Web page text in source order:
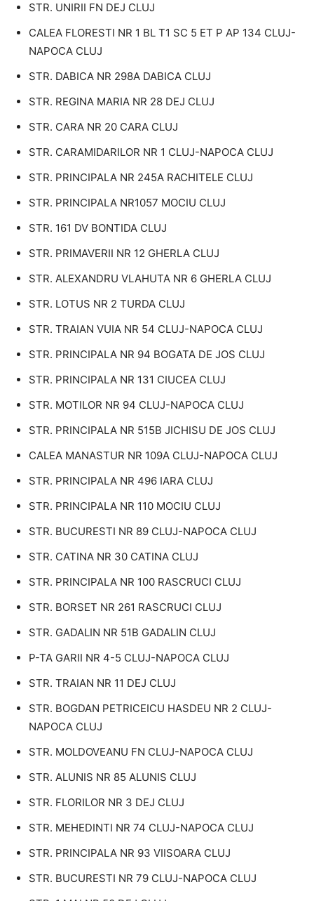
STR. UNIRII FN DEJ CLUJ
CALEA FLORESTI NR 1 BL T1 SC 5 ET P AP 134 CLUJ-
NAPOCA CLUJ
STR. DABICA NR 298A DABICA CLUJ
STR. REGINA MARIA NR 28 DEJ CLUJ
STR. CARA NR 20 CARA CLUJ
STR. CARAMIDARILOR NR 1 CLUJ-NAPOCA CLUJ
STR. PRINCIPALA NR 245A RACHITELE CLUJ
STR. PRINCIPALA NR1057 MOCIU CLUJ
STR. 161 DV BONTIDA CLUJ
STR. PRIMAVERII NR 12 GHERLA CLUJ
STR. ALEXANDRU VLAHUTA NR 6 GHERLA CLUJ
STR. LOTUS NR 2 TURDA CLUJ
STR. TRAIAN VUIA NR 54 CLUJ-NAPOCA CLUJ
STR. PRINCIPALA NR 94 BOGATA DE JOS CLUJ
STR. PRINCIPALA NR 131 CIUCEA CLUJ
STR. MOTILOR NR 94 CLUJ-NAPOCA CLUJ
STR. PRINCIPALA NR 515B JICHISU DE JOS CLUJ
CALEA MANASTUR NR 109A CLUJ-NAPOCA CLUJ
STR. PRINCIPALA NR 496 IARA CLUJ
STR. PRINCIPALA NR 110 MOCIU CLUJ
STR. BUCURESTI NR 89 CLUJ-NAPOCA CLUJ
STR. CATINA NR 30 CATINA CLUJ
STR. PRINCIPALA NR 100 RASCRUCI CLUJ
STR. BORSET NR 261 RASCRUCI CLUJ
STR. GADALIN NR 51B GADALIN CLUJ
P-TA GARII NR 4-5 CLUJ-NAPOCA CLUJ
STR. TRAIAN NR 11 DEJ CLUJ
STR. BOGDAN PETRICEICU HASDEU NR 2 CLUJ-
NAPOCA CLUJ
STR. MOLDOVEANU FN CLUJ-NAPOCA CLUJ
STR. ALUNIS NR 85 ALUNIS CLUJ
STR. FLORILOR NR 3 DEJ CLUJ
STR. MEHEDINTI NR 74 CLUJ-NAPOCA CLUJ
STR. PRINCIPALA NR 93 VIISOARA CLUJ
STR. BUCURESTI NR 79 CLUJ-NAPOCA CLUJ